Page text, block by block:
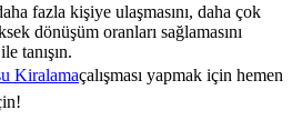
fazla kişiye ulaşmasını, daha çok
dönüşüm oranları sağlamasını
ile tanışın.
Kiralamaçalışması yapmak için hemen